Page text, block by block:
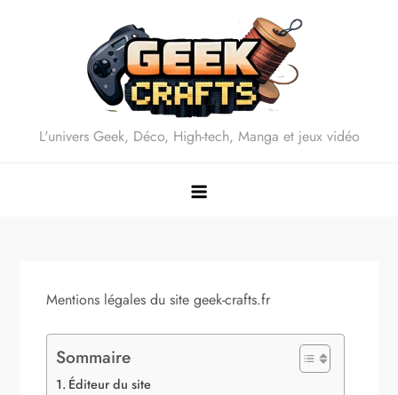
L'univers Geek, Déco, High-tech, Manga et jeux vidéo
Mentions légales du site geek-crafts.fr
Sommaire
Éditeur du site